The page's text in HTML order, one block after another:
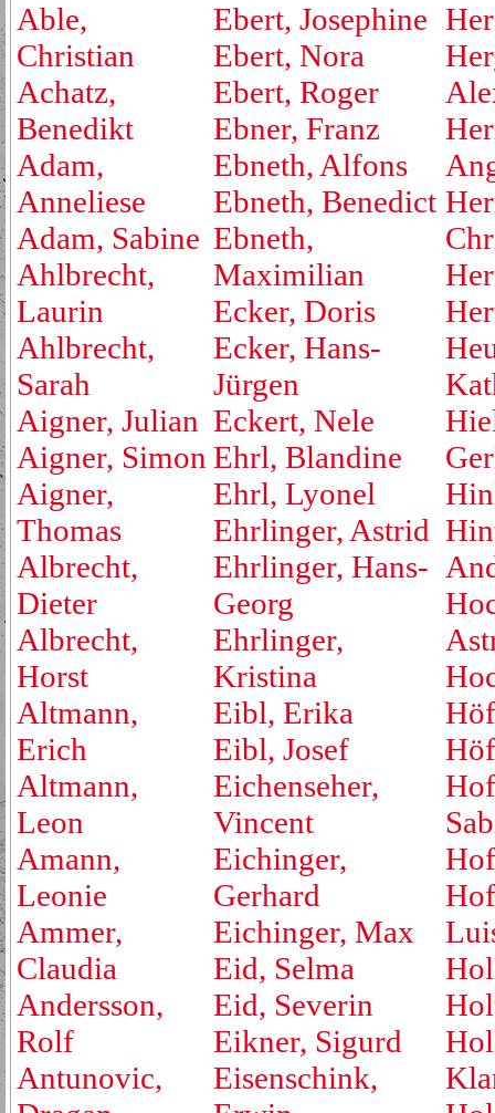
Able,
Christian
Achatz,
Benedikt
Adam,
Anneliese
Adam, Sabine
Ahlbrecht,
Laurin
Ahlbrecht,
Sarah
Aigner, Julian
Aigner, Simon
Aigner,
Thomas
Albrecht,
Dieter
Albrecht,
Horst
Altmann,
Erich
Altmann,
Leon
Amann,
Leonie
Ammer,
Claudia
Andersson,
Rolf
Antunovic,
Ebert, Josephine
Ebert, Nora
Ebert, Roger
Ebner, Franz
Ebneth, Alfons
Ebneth, Benedict
Ebneth,
Maximilian
Ecker, Doris
Ecker, Hans-
Jürgen
Eckert, Nele
Ehrl, Blandine
Ehrl, Lyonel
Ehrlinger, Astrid
Ehrlinger, Hans-
Georg
Ehrlinger,
Kristina
Eibl, Erika
Eibl, Josef
Eichenseher,
Vincent
Eichinger,
Gerhard
Eichinger, Max
Eid, Selma
Eid, Severin
Eikner, Sigurd
Eisenschink,